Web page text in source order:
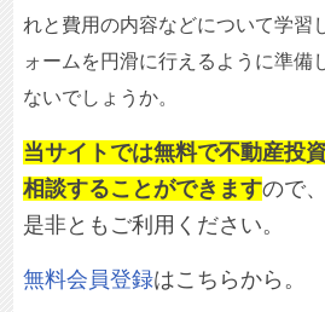
れと費用の内容などについて学習
ォームを円滑に行えるように準備
ないでしょうか。
当サイトでは無料で不動産投
相談することができますので
是非ともご利用ください。
無料会員登録はこちらから。